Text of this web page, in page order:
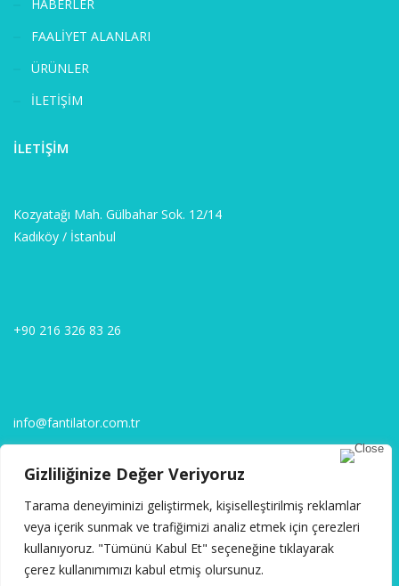
Gizliliğinize Değer Veriyoruz
Tarama deneyiminizi geliştirmek, kişiselleştirilmiş reklamlar
veya içerik sunmak ve trafiğimizi analiz etmek için çerezleri
kullanıyoruz. "Tümünü Kabul Et" seçeneğine tıklayarak
çerez kullanımımızı kabul etmiş olursunuz.
HABERLER
FAALİYET ALANLARI
ÜRÜNLER
İLETİŞİM
İLETİŞİM
Kozyatağı Mah. Gülbahar Sok. 12/14
Kadıköy / İstanbul
+90 216 326 83 26
info@fantilator.com.tr
SOSYAL MEDYA